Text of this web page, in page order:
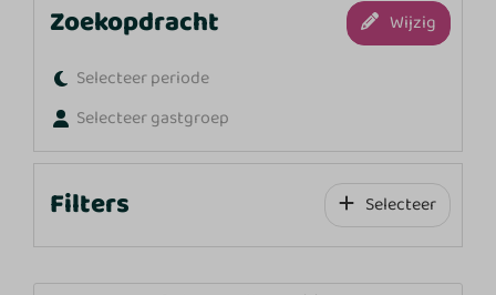
Zoekopdracht
Wijzig
Selecteer periode
Selecteer gastgroep
Filters Selecteer